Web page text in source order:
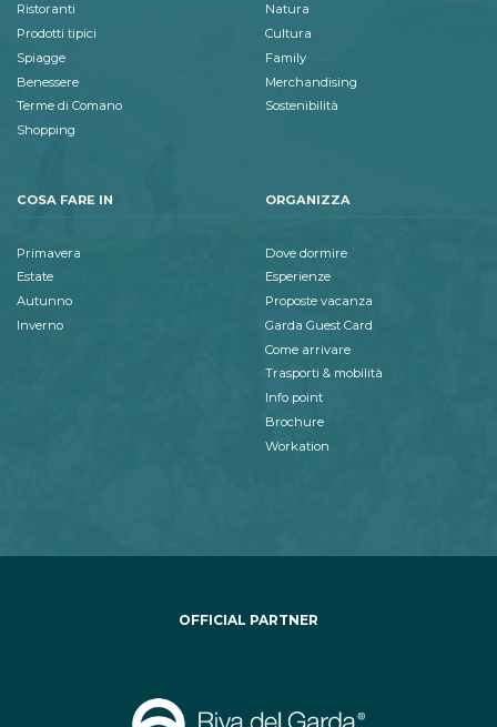
Ristoranti
Prodotti tipici
Spiagge
Benessere
Terme di Comano
Shopping
Natura
Cultura
Family
Merchandising
Sostenibilità
COSA FARE IN
Primavera
Estate
Autunno
Inverno
ORGANIZZA
Dove dormire
Esperienze
Proposte vacanza
Garda Guest Card
Come arrivare
Trasporti & mobilità
Info point
Brochure
Workation
OFFICIAL PARTNER